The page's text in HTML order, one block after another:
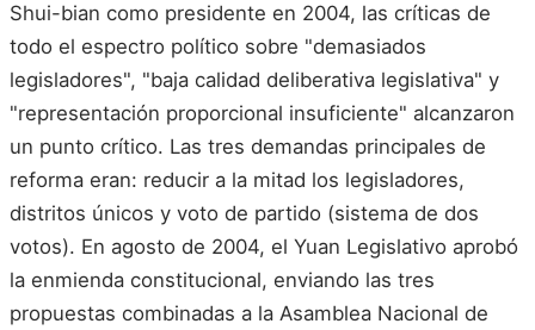
Shui-bian como presidente en 2004, las críticas de
todo el espectro político sobre "demasiados
legisladores", "baja calidad deliberativa legislativa" y
"representación proporcional insuficiente" alcanzaron
un punto crítico. Las tres demandas principales de
reforma eran: reducir a la mitad los legisladores,
distritos únicos y voto de partido (sistema de dos
votos). En agosto de 2004, el Yuan Legislativo aprobó
la enmienda constitucional, enviando las tres
propuestas combinadas a la Asamblea Nacional de